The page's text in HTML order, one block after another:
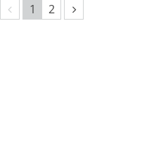
Vorherige Seite
1 2 Nächste Seite